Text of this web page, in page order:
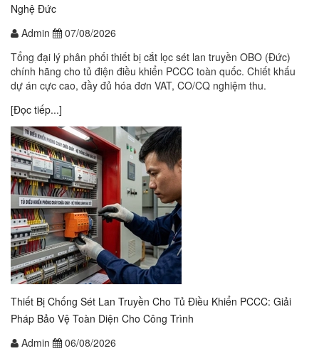
Nghệ Đức
Admin
07/08/2026
Tổng đại lý phân phối thiết bị cắt lọc sét lan truyền OBO (Đức)
chính hãng cho tủ điện điều khiển PCCC toàn quốc. Chiết khấu
dự án cực cao, đầy đủ hóa đơn VAT, CO/CQ nghiệm thu.
[Đọc tiếp...]
Thiết Bị Chống Sét Lan Truyền Cho Tủ Điều Khiển PCCC: Giải
Pháp Bảo Vệ Toàn Diện Cho Công Trình
Admin
06/08/2026